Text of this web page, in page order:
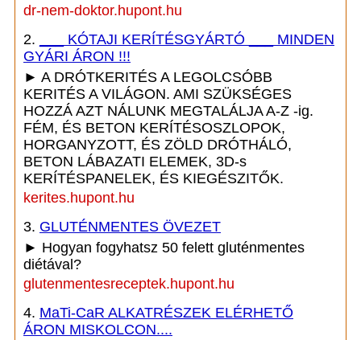
dr-nem-doktor.hupont.hu
2.
___ KÓTAJI KERÍTÉSGYÁRTÓ ___ MINDEN
GYÁRI ÁRON !!!
► A DRÓTKERITÉS A LEGOLCSÓBB
KERITÉS A VILÁGON. AMI SZÜKSÉGES
HOZZÁ AZT NÁLUNK MEGTALÁLJA A-Z -ig.
FÉM, ÉS BETON KERÍTÉSOSZLOPOK,
HORGANYZOTT, ÉS ZÖLD DRÓTHÁLÓ,
BETON LÁBAZATI ELEMEK, 3D-s
KERÍTÉSPANELEK, ÉS KIEGÉSZITŐK.
kerites.hupont.hu
3. GLUTÉNMENTES ÖVEZET
► Hogyan fogyhatsz 50 felett gluténmentes
diétával?
glutenmentesreceptek.hupont.hu
4. MaTi-CaR ALKATRÉSZEK ELÉRHETŐ
ÁRON MISKOLCON....